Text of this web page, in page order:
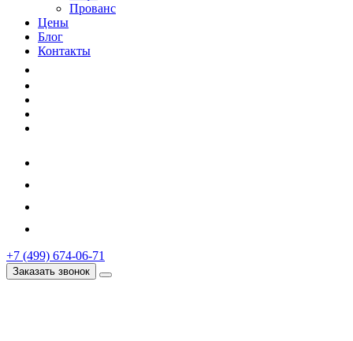
Прованс
Цены
Блог
Контакты
+7 (499) 674-06-71
Заказать звонок